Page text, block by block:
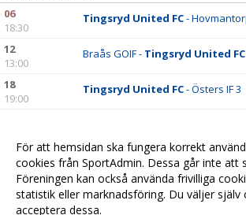
06
18:30
Tingsryd United FC-
12
13:00
Braås GOIF - Tingsryd United FC
18
19:00
Tingsryd United FC- Östers IF 3
OKTOBER 2026
19:00
Tingsryd United FC- Älmhults IF
För att hemsidan ska fungera korrekt
cookies från SportAdmin. Dessa går inte att
Föreningen kan också använda frivilliga
statistik eller marknadsföring. Du väljer själv
acceptera dessa.